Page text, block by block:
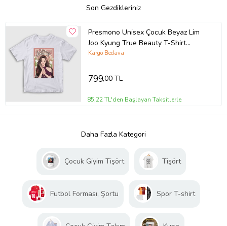
Son Gezdikleriniz
Presmono Unisex Çocuk Beyaz Lim
Joo Kyung True Beauty T-Shirt
475809tt
Kargo Bedava
799,00 TL
85,22 TL'den Başlayan Taksitlerle
Daha Fazla Kategori
Çocuk Giyim Tişört Tişört
Futbol Forması, Şortu Spor T-shirt